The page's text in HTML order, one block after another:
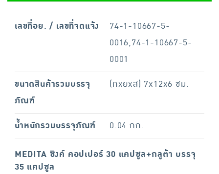
เลขที่อย. / เลขที่จดแจ้ง
74-1-10667-5-
0016,74-1-10667-5-
0001
ขนาดสินค้ารวมบรรจุ
ภัณฑ์
(กxยxส) 7x12x6 ซม.
น้ำหนักรวมบรรจุภัณฑ์ 0.04 กก.
MEDITA ซิงค์ คอปเปอร์ 30 แคปซูล+กลูต้า บรรจุ
35 แคปซูล